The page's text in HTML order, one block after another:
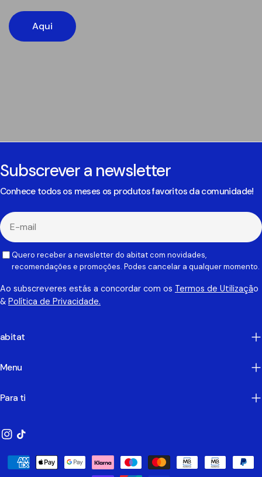
Aqui
Subscrever a newsletter
Conhece todos os meses os produtos favoritos da comunidade!
E-
mail
Quero receber a newsletter do abitat com novidades,
recomendações e promoções. Podes cancelar a qualquer momento.
Ao subscreveres estás a concordar com os Termos de Utilização
& Política de Privacidade.
abitat
Menu
Para ti
Instagram
TikTok
Métodos